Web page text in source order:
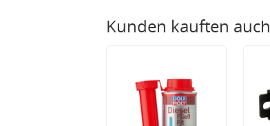
Kunden kauften auch